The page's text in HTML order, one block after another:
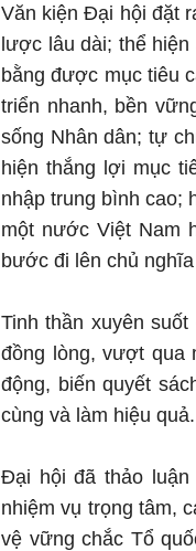
Văn kiện Đại hội đặt
lược lâu dài; thể
bằng được mục tiêu
triển nhanh, bền
sống Nhân dân; tự
hiện thắng lợi mục
nhập trung bình cao;
một nước Việt Nam
bước đi lên chủ
Tinh thần xuyên
đồng lòng, vượt qua
động, biến quyết
cùng và làm hiệu quả.
Đại hội đã thảo
nhiệm vụ trọng tâm,
vệ vững chắc Tổ